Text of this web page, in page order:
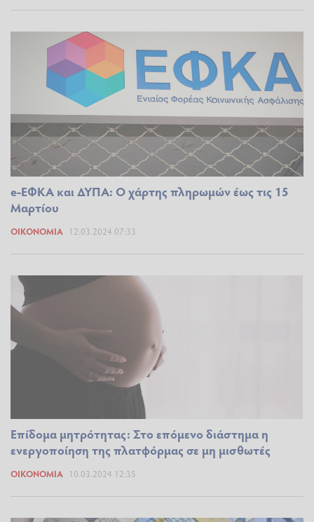
e-ΕΦΚΑ και ΔΥΠΑ: Ο χάρτης πληρωμών έως τις 15
Μαρτίου
ΟΙΚΟΝΟΜΊΑ 12.03.2024 07:33
Eπίδομα μητρότητας: Στο επόμενο διάστημα η
ενεργοποίηση της πλατφόρμας σε μη μισθωτές
ΟΙΚΟΝΟΜΊΑ 10.03.2024 12:35